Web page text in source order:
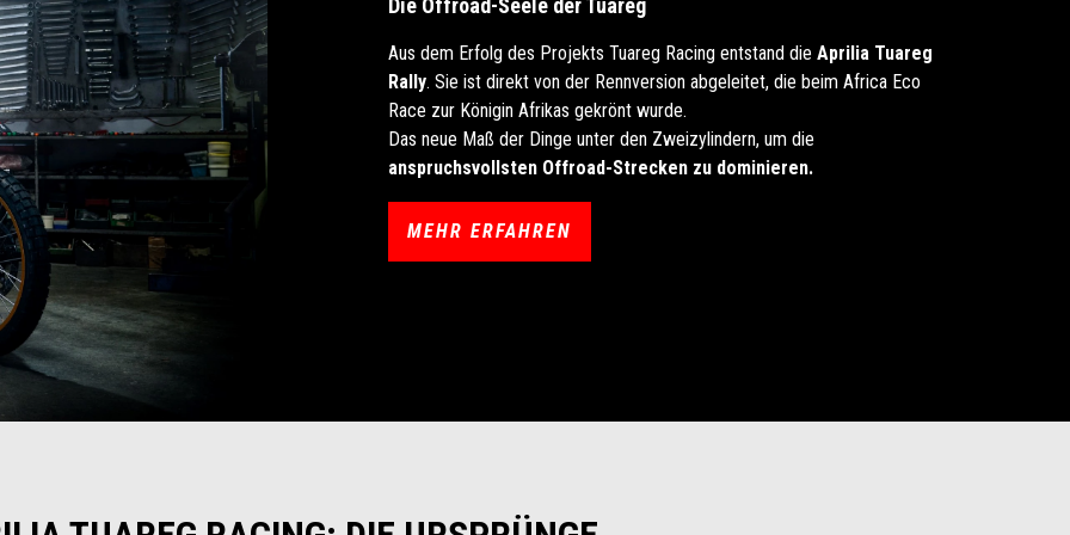
Aus dem Erfolg des Projekts Tuareg Racing entstand die Aprilia Tuareg
Rally. Sie ist direkt von der Rennversion abgeleitet, die beim Africa Eco
Race zur Königin Afrikas gekrönt wurde.
Das neue Maß der Dinge unter den Zweizylindern, um die
anspruchsvollsten Offroad-Strecken zu dominieren.
MEHR ERFAHREN